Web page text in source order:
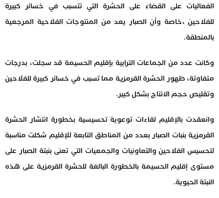
الفعاليات على القضاء على الحشرة التي تتسبب في خسائر كبيرة
للفلاحين ،خاصة وأن الصبار يعد من المنتوجات الفلاحية المرجعية
بالمنطقة.
وكانت عدد من الجماعات الترابية بإقليم الحسيمة قد سجلت، بدرجات
متفاوتة، ظهور الحشرة القرمزية مما تسبب في خسائر كبيرة للفلاحين
وتقليص حجم الانتاج بشكل كبير.
وانعقدت بالإقليم لقاءات توعوية تحسيسية بخطورة انتشار الحشرة
القرمزية بنبات الصبار بعدد من المناطق التابعة للإقليم شكلت مناسبة
لتحسيس الفلاحين والتعاونيات والجمعيات التي تعنى بنبتة الصبار على
مستوى إقليم الحسيمة بالخطورة البالغة للحشرة القرمزية على هذه
النبتة الحيوية.